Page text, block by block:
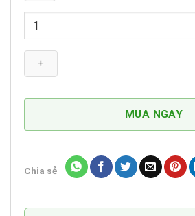
Pate
Cho
Chó
400g
lượng
MUA NGAY
Chia sẻ